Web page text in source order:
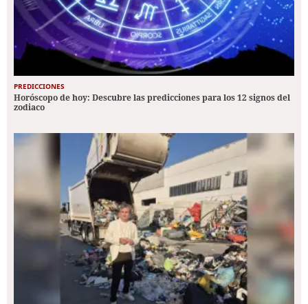
PREDICCIONES
Horóscopo de hoy: Descubre las predicciones para los 12 signos del
zodiaco